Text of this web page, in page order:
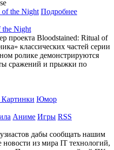
Подробнее
the Night
проекта Bloodstained: Ritual of
классических частей серии
ролике демонстрируются
сражений и прыжки по
Картинки Юмор
Аниме Игры RSS
дабы сообщать нашим
новости из мира IT технологий,